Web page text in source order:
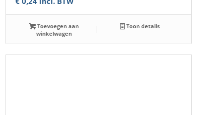
Toevoegen aan
winkelwagen
Toon details